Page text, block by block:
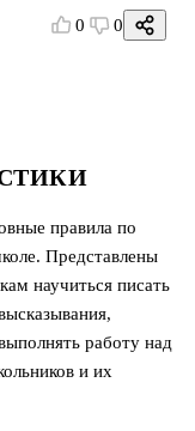
правила по
Представлены
научиться писать
работу над
и их
0 0